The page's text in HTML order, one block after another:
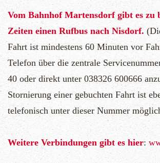
Vom Bahnhof Martensdorf gibt es zu
Zeiten einen Rufbus nach Nisdorf.
Fahrt ist mindestens 60 Minuten vor
Telefon über die zentrale
40 oder direkt unter 038326 600666
Stornierung einer gebuchten Fahrt ist
telefonisch unter dieser Nummer
Weitere Verbindungen gibt es hier: